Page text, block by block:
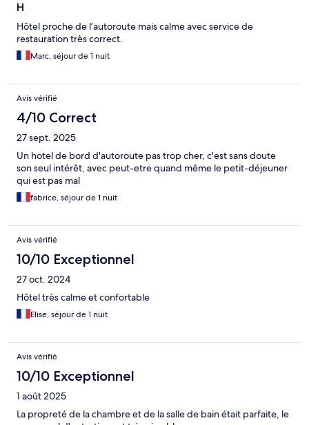
H
Hôtel proche de l’autoroute mais calme avec service de
restauration très correct.
Marc, séjour de 1 nuit
Avis vérifié
4/10 Correct
27 sept. 2025
Un hotel de bord d'autoroute pas trop cher, c'est sans doute
son seul intérêt, avec peut-etre quand même le petit-déjeuner
qui est pas mal
fabrice, séjour de 1 nuit
Avis vérifié
10/10 Exceptionnel
27 oct. 2024
Hôtel très calme et confortable
Elise, séjour de 1 nuit
Avis vérifié
10/10 Exceptionnel
1 août 2025
La propreté de la chambre et de la salle de bain était parfaite, le